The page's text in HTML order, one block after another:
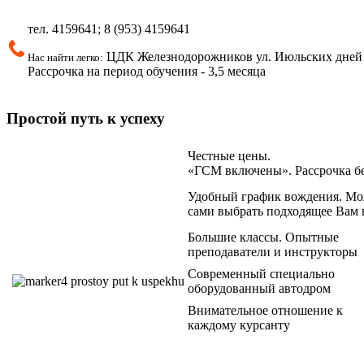
тел. 4159641; 8 (953) 4159641
Нас найти легко: ЦДК Железнодорожников ул. Июльских
Рассрочка на период обучения - 3,5 месяца
Простой путь к успеху
Честные цены.
«ГСМ включены». Рассрочка
Удобный график вождения.
сами выбрать подходящее Вам
Большие классы. Опытные
преподаватели и инструкторы
Современный специально
оборудованный автодром
Внимательное отношение к
каждому курсанту